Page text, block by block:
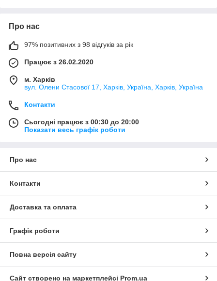
Про нас
97% позитивних з 98 відгуків за рік
Працює з 26.02.2020
м. Харків
вул. Олени Стасової 17, Харків, Україна, Харків, Україна
Контакти
Сьогодні працює з 00:30 до 20:00
Показати весь графік роботи
Про нас
Контакти
Доставка та оплата
Графік роботи
Повна версія сайту
Сайт створено на маркетплейсі Prom.ua